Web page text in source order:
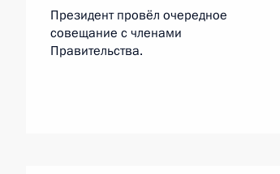
Президент провёл очередное
совещание с членами
Правительства.